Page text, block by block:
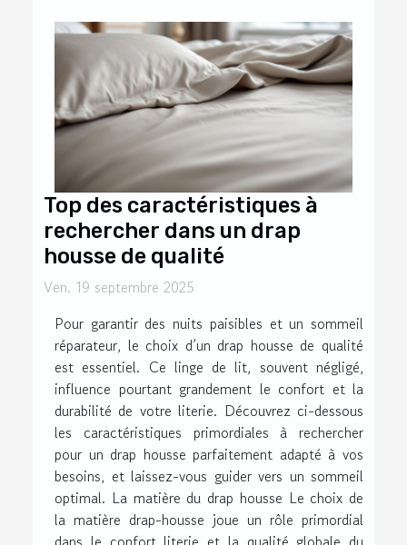
Top des caractéristiques à
rechercher dans un drap
housse de qualité
Ven. 19 septembre 2025
Pour garantir des nuits paisibles et un sommeil
réparateur, le choix d’un drap housse de qualité
est essentiel. Ce linge de lit, souvent négligé,
influence pourtant grandement le confort et la
durabilité de votre literie. Découvrez ci-dessous
les caractéristiques primordiales à rechercher
pour un drap housse parfaitement adapté à vos
besoins, et laissez-vous guider vers un sommeil
optimal. La matière du drap housse Le choix de
la matière drap-housse joue un rôle primordial